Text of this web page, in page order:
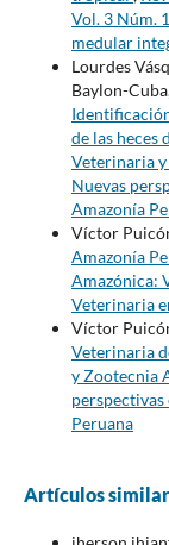
Vol. 3 Núm.
medular
Lourdes
Baylon-
de las heces
Veterinaria
Nuevas
Amazonía
Víctor
Amazonía
Amazónica:
Veterinaria
Víctor
Veterinaria
y Zootecnia
Peruana
Artículos